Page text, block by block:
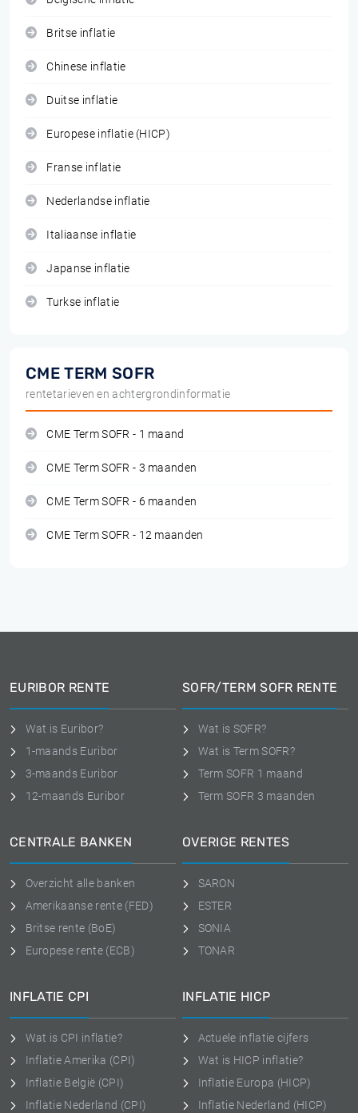
Britse inflatie
Chinese inflatie
Duitse inflatie
Europese inflatie (HICP)
Franse inflatie
Nederlandse inflatie
Italiaanse inflatie
Japanse inflatie
Turkse inflatie
CME TERM SOFR
rentetarieven en achtergrondinformatie
CME Term SOFR - 1 maand
CME Term SOFR - 3 maanden
CME Term SOFR - 6 maanden
CME Term SOFR - 12 maanden
EURIBOR RENTE
Wat is Euribor?
1-maands Euribor
3-maands Euribor
12-maands Euribor
SOFR/TERM SOFR RENTE
Wat is SOFR?
Wat is Term SOFR?
Term SOFR 1 maand
Term SOFR 3 maanden
CENTRALE BANKEN
Overzicht alle banken
Amerikaanse rente (FED)
Britse rente (BoE)
Europese rente (ECB)
OVERIGE RENTES
SARON
ESTER
SONIA
TONAR
INFLATIE CPI
Wat is CPI inflatie?
Inflatie Amerika (CPI)
Inflatie België (CPI)
Inflatie Nederland (CPI)
INFLATIE HICP
Actuele inflatie cijfers
Wat is HICP inflatie?
Inflatie Europa (HICP)
Inflatie Nederland (HICP)